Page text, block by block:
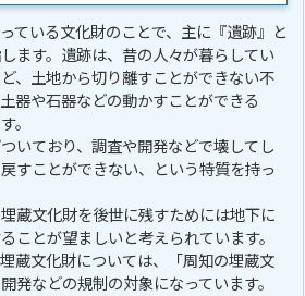
ている文化財のことで、主に『遺跡』と
ます。遺跡は、昔の人々が暮らしてい
、土地から切り離すことができない不
器や石器などの動かすことができる
。
いており、調査や開発などで壊してし
すことができない、という特質を持っ
蔵文化財を後世に残すためには地下に
ことが望ましいと考えられています。
蔵文化財については、「周知の埋蔵文
発などの規制の対象になっています。